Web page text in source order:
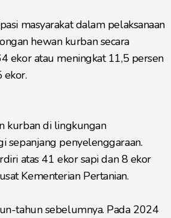
masyarakat dalam pelaksanaan
hewan kurban secara
ekor atau meningkat 11,5 persen
ekor.
kurban di lingkungan
sepanjang penyelenggaraan.
atas 41 ekor sapi dan 8 ekor
Kementerian Pertanian.
tahun sebelumnya. Pada 2024